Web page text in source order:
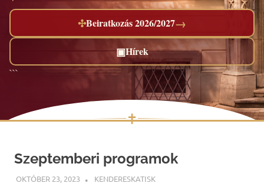
✣Beiratkozás 2026/2027→
▣Hírek
```
✝
content
Szeptemberi programok
OKTÓBER 23, 2023 KENDERESKATISKUNCATEGORIZED